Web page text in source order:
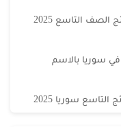
صدرت الآن.. خطوات الاستعلام عن نتائج الصف التاسع 2025
مبروك اصدار نتائج الصف التاسع 2025 في سوريا بالاسم
سوريا 2025